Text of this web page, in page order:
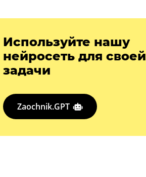
Используйте нашу
нейросеть для своей
задачи
Zaochnik.GPT